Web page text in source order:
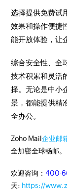
选择提供免费试
效果和操作便捷
能开放体验，让
综合安全性、全
技术积累和灵活
择。无论是中小
景，都能提供精
全办公。
Zoho Mail企业邮
全加密全球畅邮。
欢迎咨询：400-
天: https://